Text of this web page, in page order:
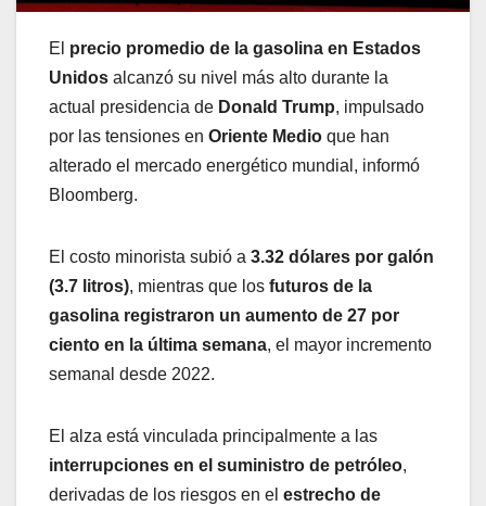
El precio promedio de la gasolina en Estados
Unidos alcanzó su nivel más alto durante la
actual presidencia de Donald Trump, impulsado
por las tensiones en Oriente Medio que han
alterado el mercado energético mundial, informó
Bloomberg.
El costo minorista subió a 3.32 dólares por galón
(3.7 litros), mientras que los futuros de la
gasolina registraron un aumento de 27 por
ciento en la última semana, el mayor incremento
semanal desde 2022.
El alza está vinculada principalmente a las
interrupciones en el suministro de petróleo,
derivadas de los riesgos en el estrecho de